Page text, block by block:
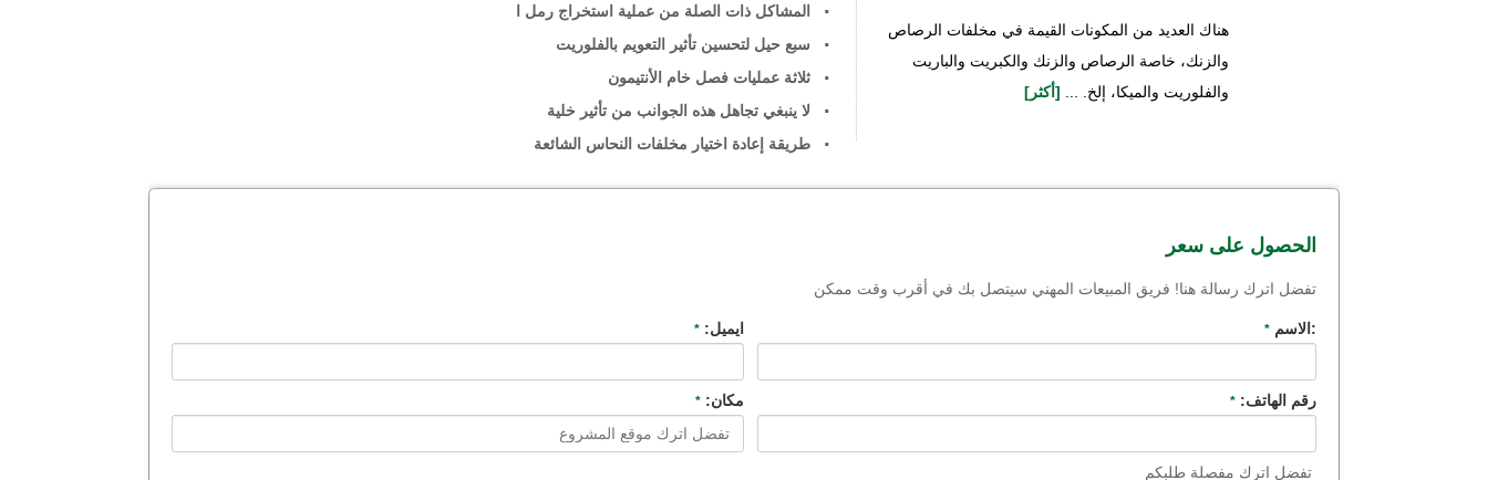
هناك العديد من المكونات القيمة في مخلفات الرصاص
والزنك، خاصة الرصاص والزنك والكبريت والباريت
والفلوريت والميكا، إلخ. ...
[أكثر]
المشاكل ذات الصلة من عملية استخراج رمل ا
سبع حيل لتحسين تأثير التعويم بالفلوريت
ثلاثة عمليات فصل خام الأنتيمون
لا ينبغي تجاهل هذه الجوانب من تأثير خلية
طريقة إعادة اختيار مخلفات النحاس الشائعة
الحصول على سعر
تفضل اترك رسالة هنا! فريق المبيعات المهني سيتصل بك في أقرب وقت ممكن
:الاسم* ايميل: *
رقم الهاتف:* مكان: *
تفضل اترك مفصلة طلبكم